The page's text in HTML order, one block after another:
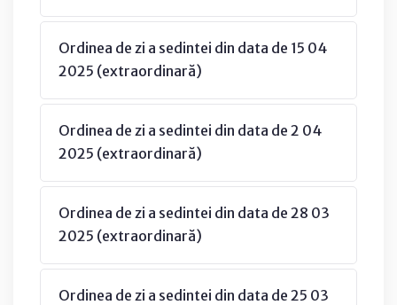
Ordinea de zi a sedintei din data de 15 04
2025 (extraordinară)
Ordinea de zi a sedintei din data de 2 04
2025 (extraordinară)
Ordinea de zi a sedintei din data de 28 03
2025 (extraordinară)
Ordinea de zi a sedintei din data de 25 03